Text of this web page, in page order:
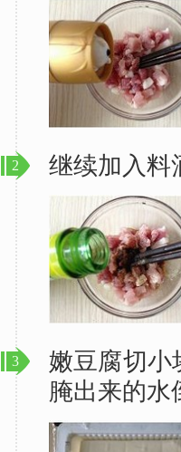
2 继续加入料
3
嫩豆腐切小
腌出来的水